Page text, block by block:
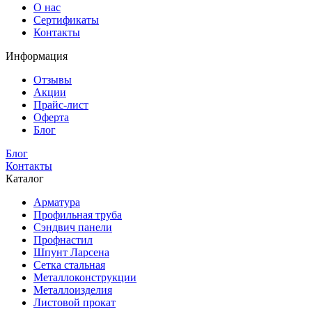
О нас
Сертификаты
Контакты
Информация
Отзывы
Акции
Прайс-лист
Оферта
Блог
Блог
Контакты
Каталог
Арматура
Профильная труба
Сэндвич панели
Профнастил
Шпунт Ларсена
Сетка стальная
Металлоконструкции
Металлоизделия
Листовой прокат